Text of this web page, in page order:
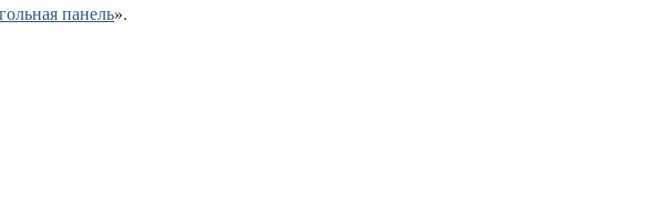
панель».